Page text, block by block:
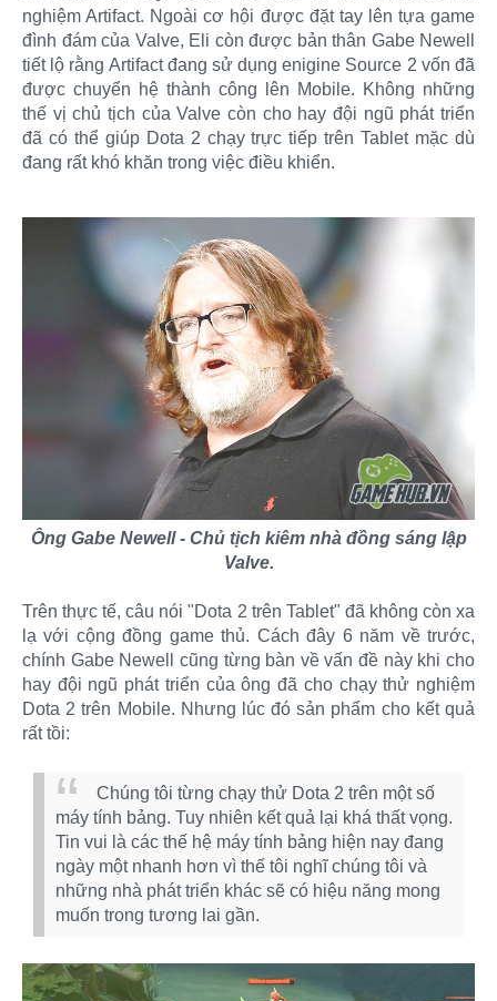
nghiệm Artifact. Ngoài cơ hội được đặt tay lên tựa game
đình đám của Valve, Eli còn được bản thân Gabe Newell
tiết lộ rằng Artifact đang sử dụng enigine Source 2 vốn đã
được chuyển hệ thành công lên Mobile. Không những
thế vị chủ tịch của Valve còn cho hay đội ngũ phát triển
đã có thể giúp Dota 2 chạy trực tiếp trên Tablet mặc dù
đang rất khó khăn trong việc điều khiển.
Ông Gabe Newell - Chủ tịch kiêm nhà đồng sáng lập
Valve.
Trên thực tế, câu nói "Dota 2 trên Tablet" đã không còn xa
lạ với cộng đồng game thủ. Cách đây 6 năm về trước,
chính Gabe Newell cũng từng bàn về vấn đề này khi cho
hay đội ngũ phát triển của ông đã cho chạy thử nghiệm
Dota 2 trên Mobile. Nhưng lúc đó sản phẩm cho kết quả
rất tồi:
Chúng tôi từng chạy thử Dota 2 trên một số
máy tính bảng. Tuy nhiên kết quả lại khá thất vọng.
Tin vui là các thế hệ máy tính bảng hiện nay đang
ngày một nhanh hơn vì thế tôi nghĩ chúng tôi và
những nhà phát triển khác sẽ có hiệu năng mong
muốn trong tương lai gần.